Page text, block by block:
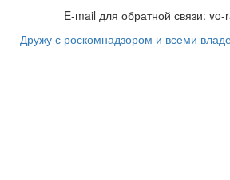
E-mail для обратной связи:
Дружу с роскомнадзором и всеми